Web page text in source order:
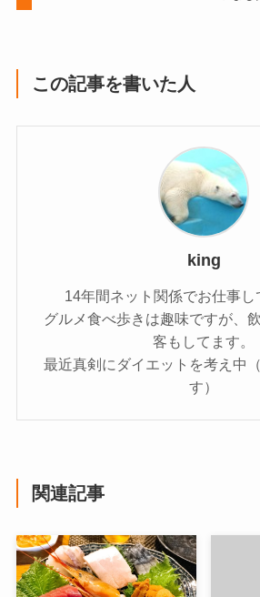
この記事を書いた人
king
14年間ネット関係でお仕事し
グルメ食べ歩きは趣味ですが、
客もしてます。
最近真剣にダイエットを考え中
す）
関連記事